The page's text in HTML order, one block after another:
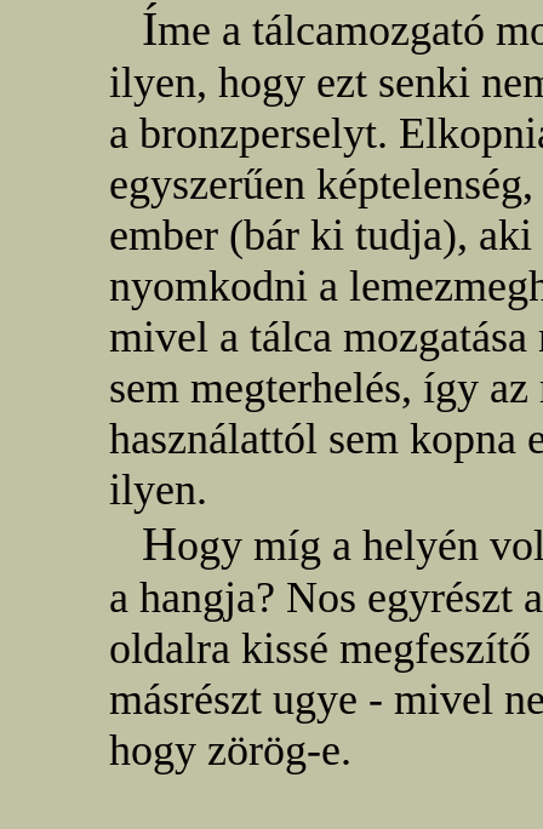
Íme a tálcamozgató
ilyen, hogy ezt senki
a bronzperselyt.
egyszerűen
ember (bár ki tudja), aki
nyomkodni a
mivel a tálca
sem megterhelés, így
használattól sem kopna
ilyen.
Hogy míg a helyén
a hangja? Nos egyrészt
oldalra kissé
másrészt ugye - mivel
hogy zörög-e.